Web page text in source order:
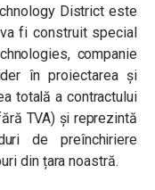
District este
fi construit special
companie
în proiectarea și
totală a contractului
TVA) și reprezintă
de preînchiriere
din țara noastră.